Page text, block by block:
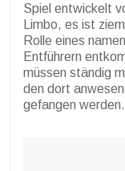
Spiel entwickelt
Limbo, es ist
Rolle eines
Entführern
müssen ständig
den dort
gefangen werden.